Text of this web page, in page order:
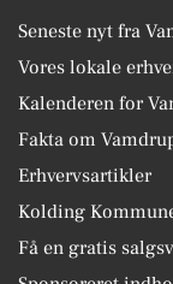
Seneste nyt fra
Vores lokale
Kalenderen for
Fakta om
Erhvervsartikler
Kolding
Få en gratis